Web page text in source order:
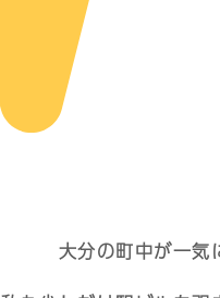
大分の町中が一気